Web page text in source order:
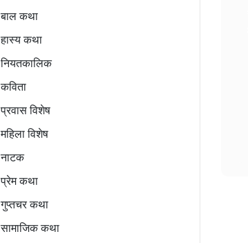
बाल कथा
हास्य कथा
नियतकालिक
कविता
प्रवास विशेष
महिला विशेष
नाटक
प्रेम कथा
गुप्तचर कथा
सामाजिक कथा